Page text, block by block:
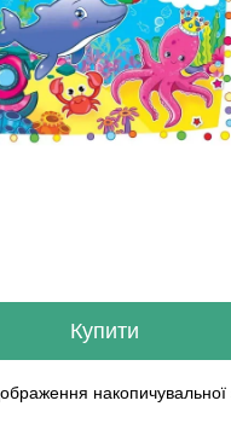
Купити
накопичувальної